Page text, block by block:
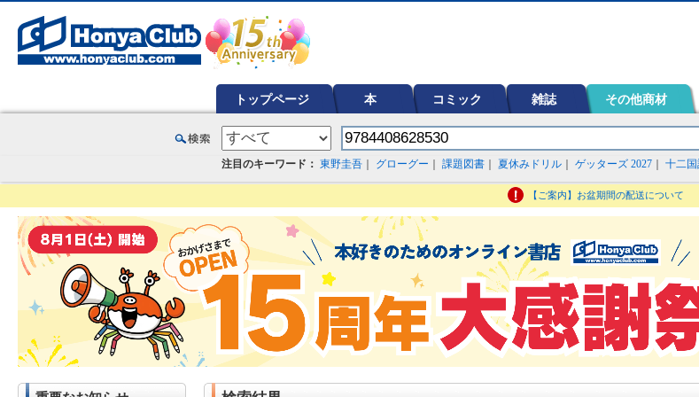
トップページ 本 コミック 雑誌 その他商材
注目のキーワード： 東野圭吾 グローグー 課題図書 夏休みドリル ゲッターズ 2027 十二国
【ご案内】お盆期間の配送について